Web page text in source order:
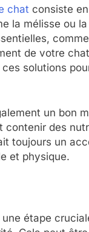
chat consiste
la mélisse ou
de votre
solutions
un bon
des
toujours un
et physique.
étape